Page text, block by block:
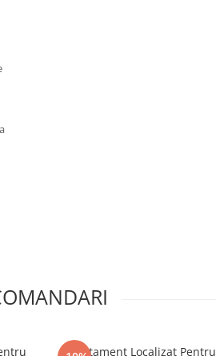
Tratament Localizat